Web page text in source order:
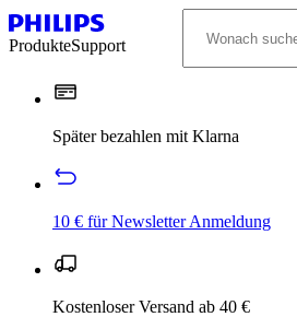
ProdukteSupport
Später bezahlen mit Klarna
10 € für Newsletter Anmeldung
Kostenloser Versand ab 40 €